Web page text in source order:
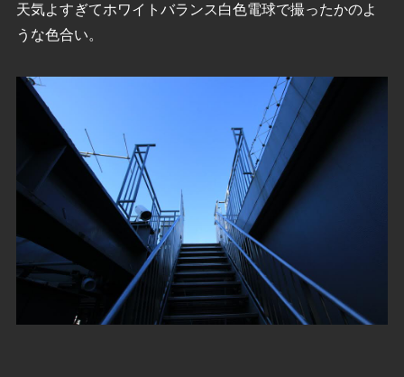
天気よすぎてホワイトバランス白色電球で撮ったかのよ
うな色合い。